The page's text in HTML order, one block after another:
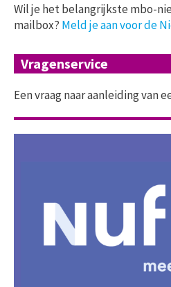
Wil je het belangrijkste mbo-
mailbox? Meld je aan voor de
Vragenservice
Een vraag naar aanleiding van